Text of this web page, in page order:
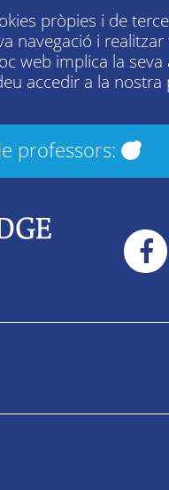
pròpies i de
navegació i realitzar
web implica la seva
accedir a la nostra
professors: